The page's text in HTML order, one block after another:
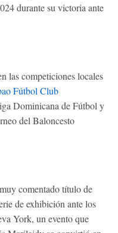
durante su victoria ante
las competiciones locales
Fútbol Club
Dominicana de Fútbol y
del Baloncesto
comentado título de
de exhibición ante los
York, un evento que